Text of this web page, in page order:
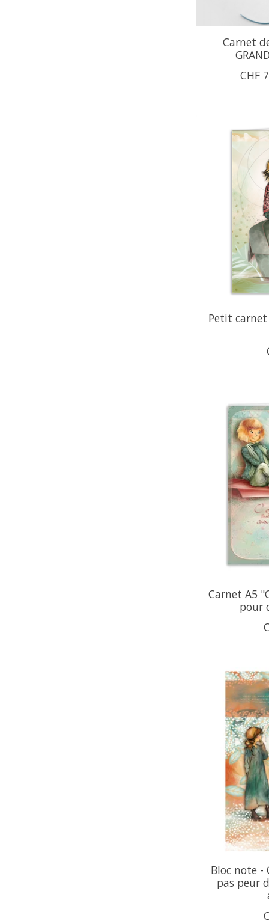
Carnet
CHF
Petit
Carnet A5
pour
Bloc note -
pas peur